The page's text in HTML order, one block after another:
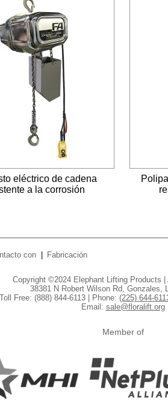
eléctrico de cadena
a la corrosión
con Fabricación
Copyright ©2024 Elephant Lifting Products |
38381 N Robert Wilson Rd, Gonzales,
Toll Free: (888) 844-6113 | Phone: (225) 644-
Email: sale@floralift.org
Member of